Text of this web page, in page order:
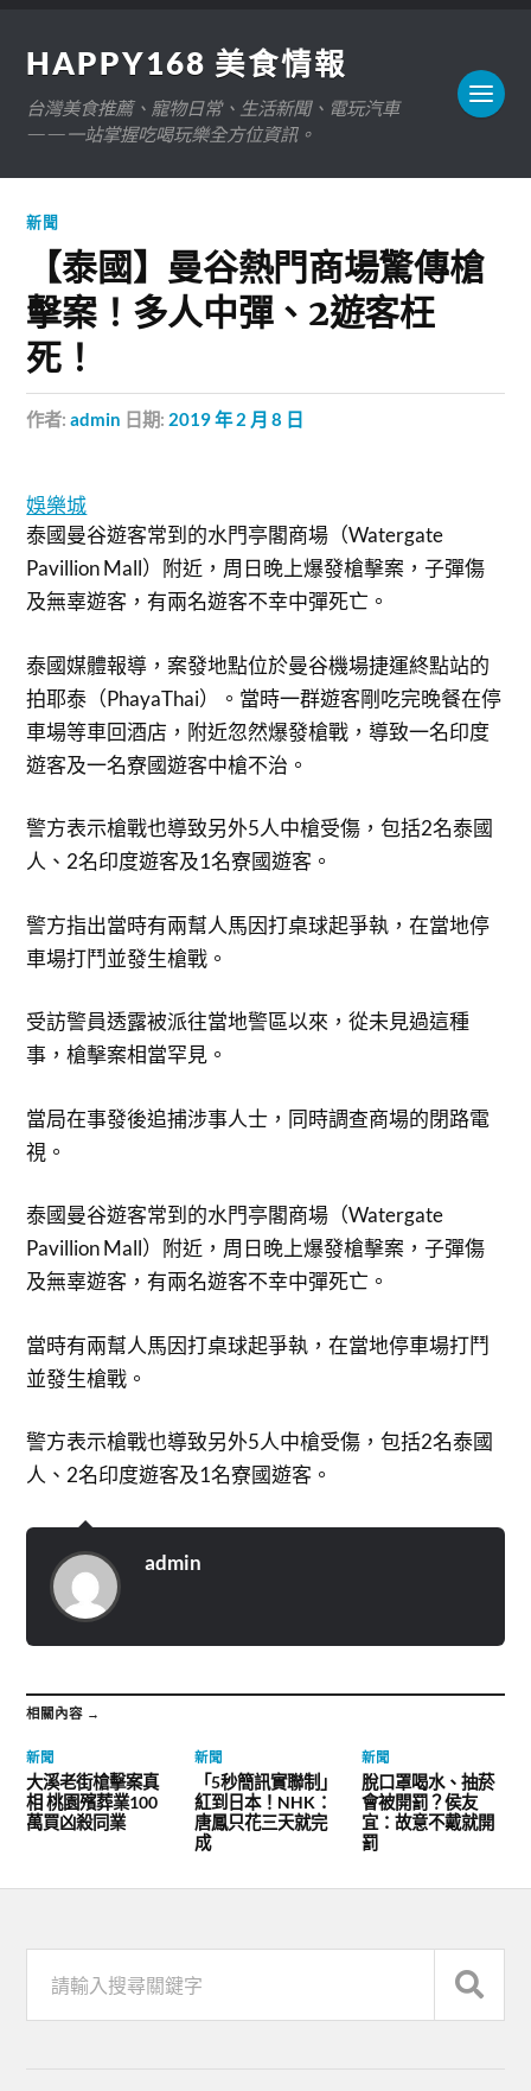
HAPPY168 美食情報
台灣美食推薦、寵物日常、生活新聞、電玩汽車
——一站掌握吃喝玩樂全方位資訊。
新聞
【泰國】曼谷熱門商場驚傳槍
擊案！多人中彈、2遊客枉
死！
作者:admin 日期: 2019 年 2 月 8 日
娛樂城
泰國曼谷遊客常到的水門亭閣商場（Watergate
Pavillion Mall）附近，周日晚上爆發槍擊案，子彈傷
及無辜遊客，有兩名遊客不幸中彈死亡。
泰國媒體報導，案發地點位於曼谷機場捷運終點站的
拍耶泰（PhayaThai）。當時一群遊客剛吃完晚餐在停
車場等車回酒店，附近忽然爆發槍戰，導致一名印度
遊客及一名寮國遊客中槍不治。
警方表示槍戰也導致另外5人中槍受傷，包括2名泰國
人、2名印度遊客及1名寮國遊客。
警方指出當時有兩幫人馬因打桌球起爭執，在當地停
車場打鬥並發生槍戰。
受訪警員透露被派往當地警區以來，從未見過這種
事，槍擊案相當罕見。
當局在事發後追捕涉事人士，同時調查商場的閉路電
視。
泰國曼谷遊客常到的水門亭閣商場（Watergate
Pavillion Mall）附近，周日晚上爆發槍擊案，子彈傷
及無辜遊客，有兩名遊客不幸中彈死亡。
當時有兩幫人馬因打桌球起爭執，在當地停車場打鬥
並發生槍戰。
警方表示槍戰也導致另外5人中槍受傷，包括2名泰國
人、2名印度遊客及1名寮國遊客。
admin
相關內容 →
新聞
大溪老街槍擊案真
相 桃園殯葬業100
萬買凶殺同業
新聞
「5秒簡訊實聯制」
紅到日本！NHK：
唐鳳只花三天就完
成
新聞
脫口罩喝水、抽菸
會被開罰？侯友
宜：故意不戴就開
罰